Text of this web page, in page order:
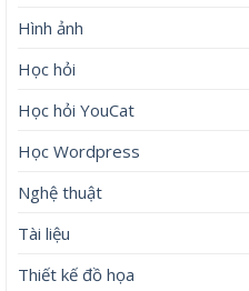
Hình ảnh
Học hỏi
Học hỏi YouCat
Học Wordpress
Nghệ thuật
Tài liệu
Thiết kế đồ họa